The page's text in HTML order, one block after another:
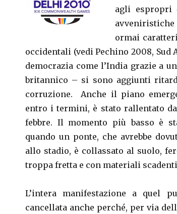
agli espropri
ormai
occidentali (vedi Pechino 2008, Sud
democrazia come l’India grazie a
britannico – si sono aggiunti
corruzione. Anche il piano
entro i termini, è stato rallentato
febbre. Il momento più basso è
quando un ponte, che avrebbe
allo stadio, è collassato al suolo,
troppa fretta e con materiali
L’intera manifestazione a quel
cancellata anche perché, per via